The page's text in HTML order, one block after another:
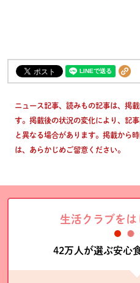
ニュース記事、読みもの記事は、掲
す。掲載後の状況の変化により、記
と異なる場合があります。掲載から
は、あらかじめご留意ください。
生活クラブをは
42万人が選ぶ安心